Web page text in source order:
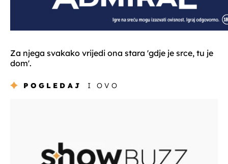
Za njega svakako vrijedi ona stara 'gdje je srce, tu je
dom'.
POGLEDAJ I OVO